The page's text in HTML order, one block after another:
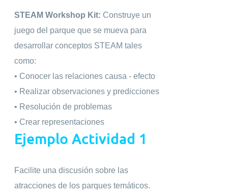
STEAM Workshop Kit: Construye un
juego del parque que se mueva para
desarrollar conceptos STEAM tales
como:
• Conocer las relaciones causa - efecto
• Realizar observaciones y predicciones
• Resolución de problemas
• Crear representaciones
Ejemplo Actividad 1
Facilite una discusión sobre las
atracciones de los parques temáticos.